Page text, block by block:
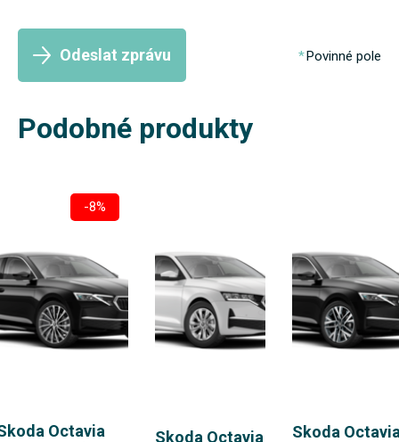
Odeslat zprávu Povinné pole
Podobné produkty
-8%
Octavia
Skoda Octavia
Skoda